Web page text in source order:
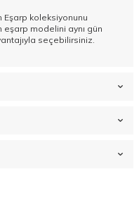
Eşarp koleksiyonunu
modelini aynı gün
seçebilirsiniz.